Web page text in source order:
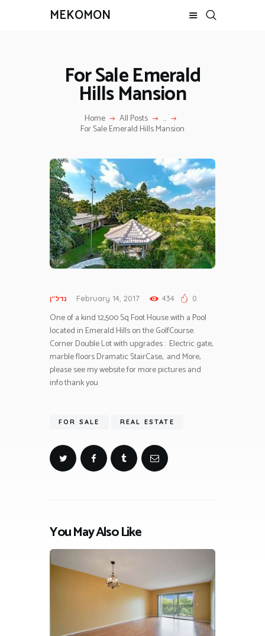
MEKOMON
For Sale Emerald
Hills Mansion
Home All Posts ...
For Sale Emerald Hills Mansion
מקומון בית
צרו קשר
נדל"ן February 14, 2017 434 0
One of a kind 12,500 Sq Foot House with a Pool
located in Emerald Hills on the GolfCourse.
Corner Double Lot with upgrades : Electric gate,
marble floors Dramatic StairCase, and More,
please see my website for more pictures and
info thank you
FOR SALE REAL ESTATE
You May Also Like